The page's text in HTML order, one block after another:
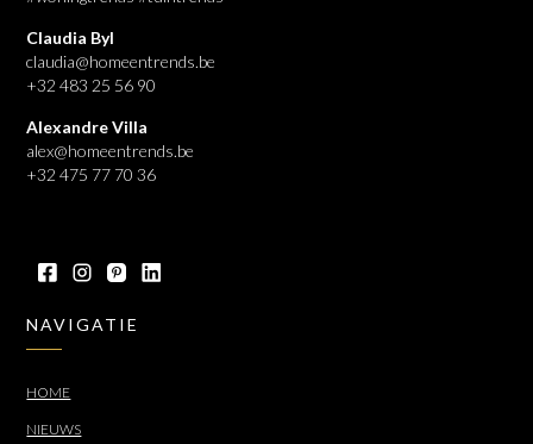
Claudia Byl
claudia@homeentrends.be
+32 483 25 56 90
Alexandre Villa
alex@homeentrends.be
+32 475 77 70 36
NAVIGATIE
HOME
NIEUWS